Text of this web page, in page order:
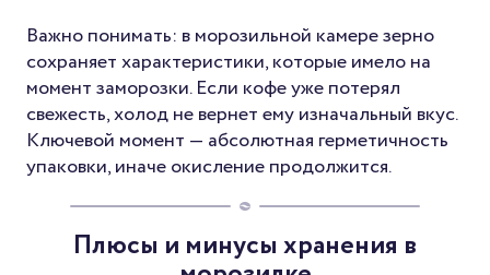
Важно понимать: в морозильной камере зерно
сохраняет характеристики, которые имело на
момент заморозки. Если кофе уже потерял
свежесть, холод не вернет ему изначальный вкус.
Ключевой момент — абсолютная герметичность
упаковки, иначе окисление продолжится.
Плюсы и минусы хранения в